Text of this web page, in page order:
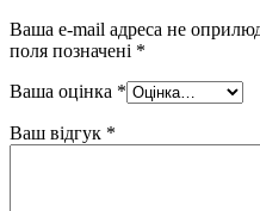
Ваша e-mail адреса не
поля позначені *
Ваша оцінка *
Ваш відгук *